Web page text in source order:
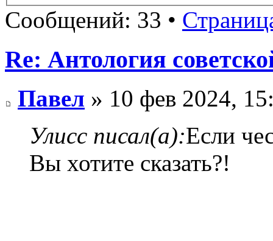
Сообщений: 33 •
Re: Антология
Павел » 10 фев 2024,
Улисс писал(а):Если
Вы хотите сказать?!